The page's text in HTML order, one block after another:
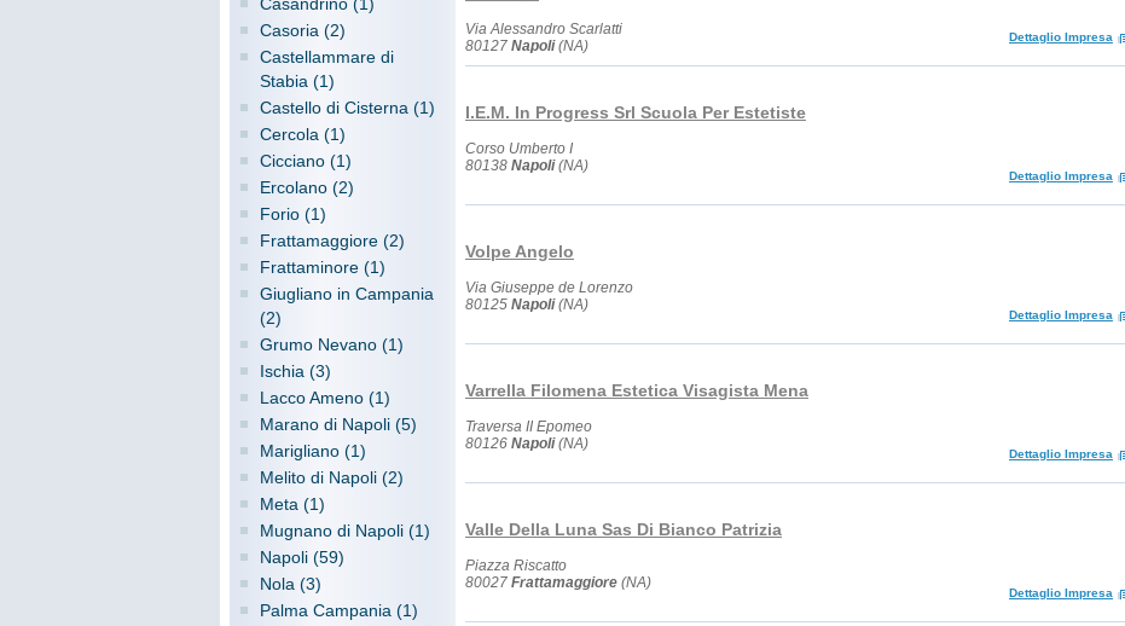
Casoria (2)
Castellammare di
Stabia (1)
Castello di Cisterna (1)
Cercola (1)
Cicciano (1)
Ercolano (2)
Forio (1)
Frattamaggiore (2)
Frattaminore (1)
Giugliano in Campania
(2)
Grumo Nevano (1)
Ischia (3)
Lacco Ameno (1)
Marano di Napoli (5)
Marigliano (1)
Melito di Napoli (2)
Meta (1)
Mugnano di Napoli (1)
Napoli (59)
Nola (3)
Palma Campania (1)
Via Alessandro Scarlatti
80127 Napoli(NA)
Dettaglio Impresa
I.E.M. In Progress Srl Scuola Per Estetiste
Corso Umberto I
80138 Napoli(NA)
Dettaglio Impresa
Volpe Angelo
Via Giuseppe de Lorenzo
80125 Napoli(NA)
Dettaglio Impresa
Varrella Filomena Estetica Visagista Mena
Traversa II Epomeo
80126 Napoli(NA)
Dettaglio Impresa
Valle Della Luna Sas Di Bianco Patrizia
Piazza Riscatto
80027 Frattamaggiore (NA)
Dettaglio Impresa